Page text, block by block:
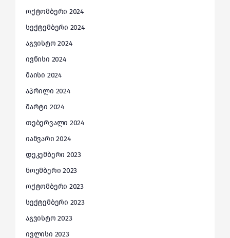
ოქტომბერი 2024
სექტემბერი 2024
აგვისტო 2024
ივნისი 2024
მაისი 2024
აპრილი 2024
მარტი 2024
თებერვალი 2024
იანვარი 2024
დეკემბერი 2023
ნოემბერი 2023
ოქტომბერი 2023
სექტემბერი 2023
აგვისტო 2023
ივლისი 2023